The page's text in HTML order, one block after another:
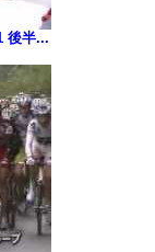
後半...